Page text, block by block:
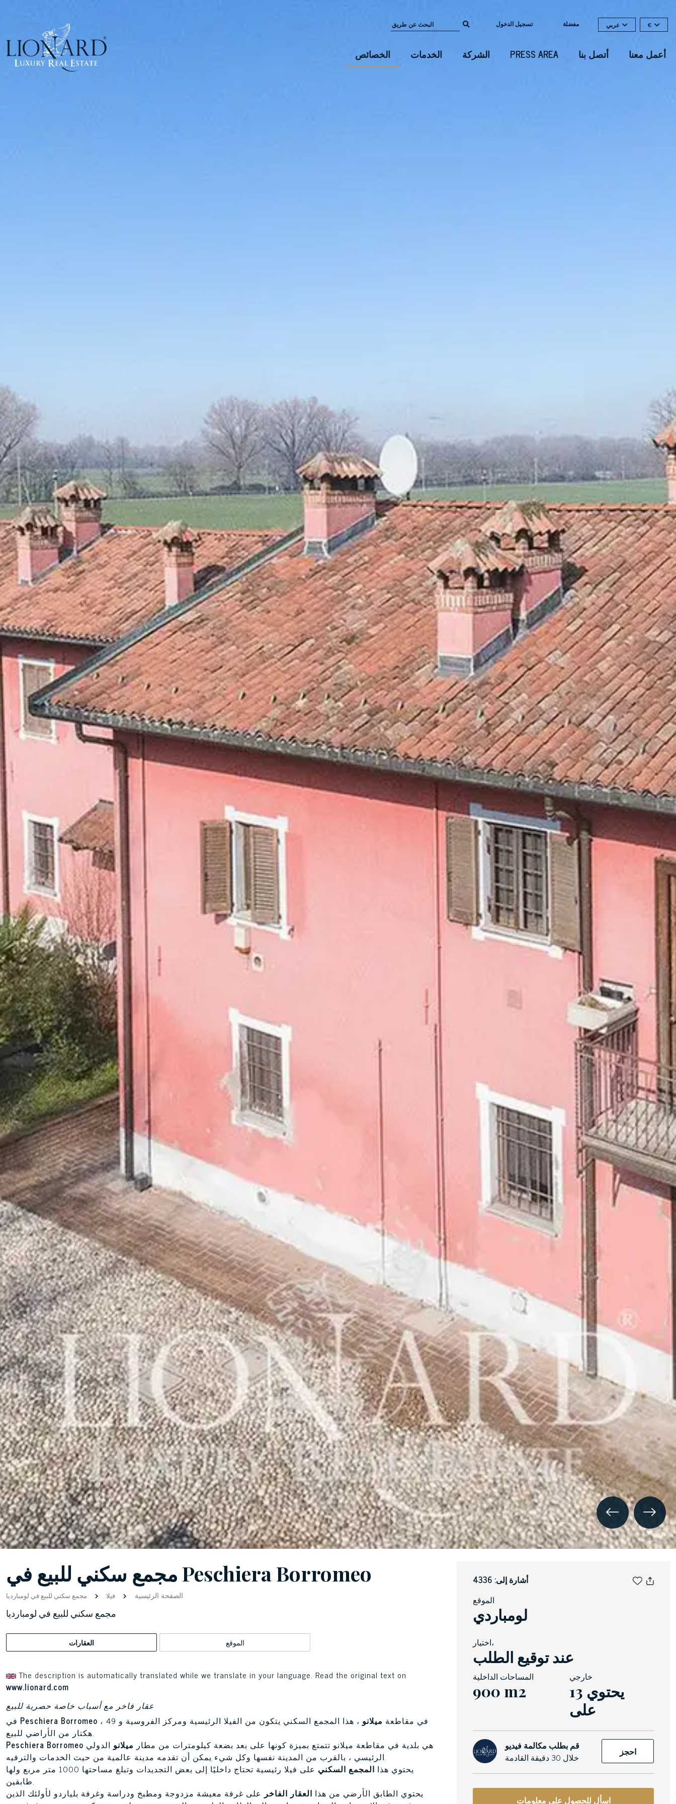
تسجيل الدخول مفضلة عربي €
الخصائص الخدمات الشركة PRESS AREA أتصل بنا أعمل معنا
مجمع سكني للبيع في Peschiera Borromeo
الصفحة الرئيسية فيلا مجمع سكني للبيع في لومبارديا
مجمع سكني للبيع في لومبارديا
العقارات الموقع
The description is automatically translated while we translate in your language. Read the original text on
www.lionard.com
عقار فاخر مع أسباب خاصة حصرية للبيع
Peschiera Borromeo ، في مقاطعة ميلانو
، هذا المجمع السكني يتكون من الفيلا الرئيسية ومركز الفروسية و 49
هكتار من الأراضي للبيع.
Peschiera Borromeo
هي بلدية في مقاطعة ميلانو تتمتع بميزة كونها على بعد بضعة كيلومترات من مطار ميلانو الدولي
الرئيسي ، بالقرب من المدينة نفسها وكل شيء يمكن أن تقدمه مدينة عالمية من حيث الخدمات والترفيه.
يحتوي هذا المجمع السكني
على فيلا رئيسية تحتاج داخليًا إلى بعض التجديدات وتبلغ مساحتها 1000 متر مربع ولها
طابقين.
يحتوي الطابق الأرضي من هذا العقار الفاخر على غرفة معيشة مزدوجة ومطبخ ودراسة وغرفة بلياردو لأولئك الذين
أشارة إلى: 4336
الموقع
لومباردي
اختيار،
عند توقيع الطلب
المساحات الداخلية
900 m2
خارجي
13 يحتوي
على
قم بطلب مكالمة فيديو
خلال 30 دقيقة القادمة
احجز
اسأل للحصول على معلومات